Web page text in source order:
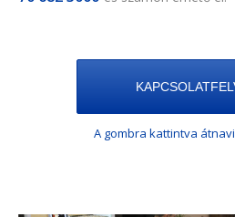
A gombra kattintva